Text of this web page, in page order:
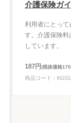
介護保険ガ
利用者にとって
す。介護保険料
しています。
187円(税抜価格
商品コード：